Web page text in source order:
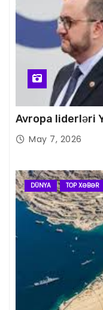
Avropa liderləri
May 7, 2026
DÜNYA TOP XƏBƏR